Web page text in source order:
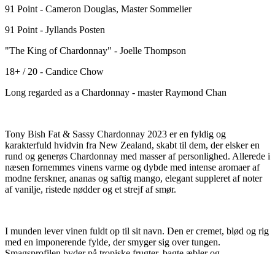
91 Point - Cameron Douglas, Master Sommelier
91 Point - Jyllands Posten
"The King of Chardonnay" - Joelle Thompson
18+ / 20 - Candice Chow
Long regarded as a Chardonnay - master Raymond Chan
Tony Bish Fat & Sassy Chardonnay 2023 er en fyldig og
karakterfuld hvidvin fra New Zealand, skabt til dem, der elsker en
rund og generøs Chardonnay med masser af personlighed. Allerede i
næsen fornemmes vinens varme og dybde med intense aromaer af
modne ferskner, ananas og saftig mango, elegant suppleret af noter
af vanilje, ristede nødder og et strejf af smør.
I munden lever vinen fuldt op til sit navn. Den er cremet, blød og rig
med en imponerende fylde, der smyger sig over tungen.